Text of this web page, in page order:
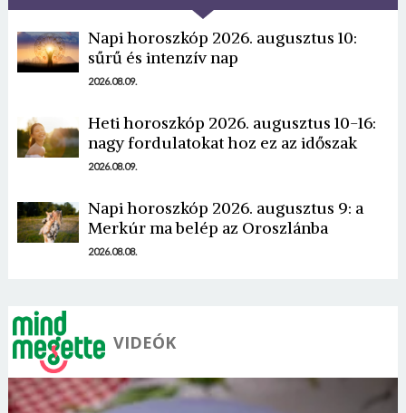
Napi horoszkóp 2026. augusztus 10:
sűrű és intenzív nap
2026.08.09.
Heti horoszkóp 2026. augusztus 10-16:
nagy fordulatokat hoz ez az időszak
2026.08.09.
Napi horoszkóp 2026. augusztus 9: a
Merkúr ma belép az Oroszlánba
2026.08.08.
VIDEÓK
Borsonline bejelentkezés
Mégse